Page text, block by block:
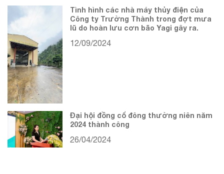
Tình hình các nhà máy thủy điện của
Công ty Trường Thành trong đợt mưa
lũ do hoàn lưu cơn bão Yagi gây ra.
12/09/2024
Đại hội đồng cổ đông thường niên năm
2024 thành công
26/04/2024